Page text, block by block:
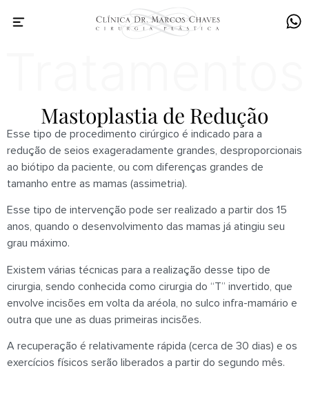
Mastoplastia de Redução
Esse tipo de procedimento cirúrgico é indicado para a
redução de seios exageradamente grandes, desproporcionais
ao biótipo da paciente, ou com diferenças grandes de
tamanho entre as mamas (assimetria).
Esse tipo de intervenção pode ser realizado a partir dos 15
anos, quando o desenvolvimento das mamas já atingiu seu
grau máximo.
Existem várias técnicas para a realização desse tipo de
cirurgia, sendo conhecida como cirurgia do “T” invertido, que
envolve incisões em volta da aréola, no sulco infra-mamário e
outra que une as duas primeiras incisões.
A recuperação é relativamente rápida (cerca de 30 dias) e os
exercícios físicos serão liberados a partir do segundo mês.